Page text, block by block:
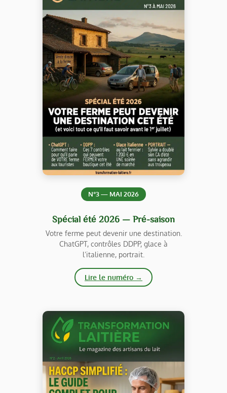
N°3 — MAI 2026
Spécial été 2026 — Pré-saison
Votre ferme peut devenir une destination.
ChatGPT, contrôles DDPP, glace à
l’italienne, portrait.
Lire le numéro →